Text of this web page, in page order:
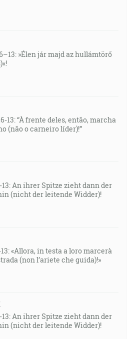
»Élen jár majd az hullámtörő
13: “À frente deles, então, marcha
(não o carneiro líder)!”
An ihrer Spitze zieht dann der
(nicht der leitende Widder)!
«Allora, in testa a loro marcerà
(non l’ariete che guida)!»
An ihrer Spitze zieht dann der
(nicht der leitende Widder)!